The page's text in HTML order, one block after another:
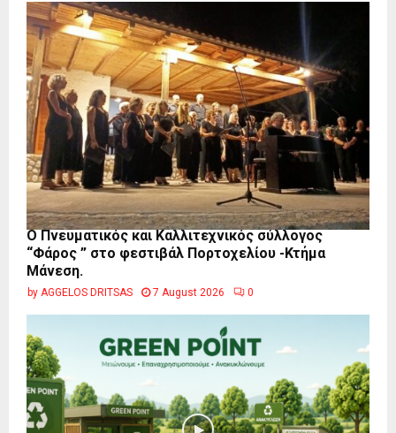
Ο Πνευματικός και Καλλιτεχνικός σύλλογος
“Φάρος ” στο φεστιβάλ Πορτοχελίου -Κτήμα
Μάνεση.
by AGGELOS DRITSAS 7 August 2026 0